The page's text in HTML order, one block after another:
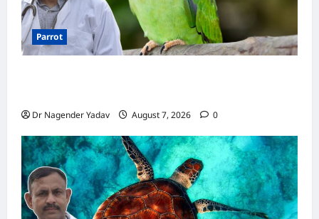
Parrot
Dr Nagender Yadav August 7, 2026 0